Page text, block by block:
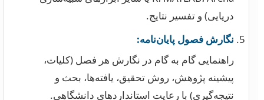
دریایی) و تفسیر نتایج.
نگارش فصول پایان‌نامه:
راهنمایی گام به گام در نگارش هر فصل (کلیات،
پیشینه پژوهش، روش تحقیق، یافته‌ها، بحث و
نتیجه‌گیری) با رعایت استانداردهای دانشگاهی.